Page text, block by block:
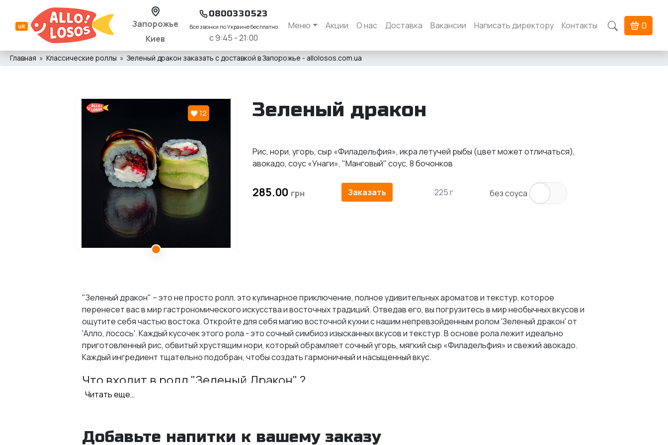
uk
Запорожье
Киев
0800330523
Все звонки по Украине бесплатно
с 9:45 - 21:00
Меню Акции О нас Доставка Вакансии Написать директору Контакты 0
Главная Классические роллы Зеленый дракон заказать с доставкой в Запорожье - allolosos.com.ua
12 Зеленый дракон
Рис, нори, угорь, сыр «Филадельфия», икра летучей рыбы (цвет может отличаться),
авокадо, соус «Унаги», "Манговый" соус, 8 бочонков
285.00 Заказать 225 г без соуса
"Зеленый дракон" – это не просто ролл, это кулинарное приключение, полное удивительных ароматов и текстур, которое
перенесет вас в мир гастрономического искусства и восточных традиций. Отведав его, вы погрузитесь в мир необычных вкусов и
ощутите себя частью востока. Откройте для себя магию восточной кухни с нашим непревзойденным ролом 'Зеленый дракон' от
'Алло, лосось'. Каждый кусочек этого рола - это сочный симбиоз изысканных вкусов и текстур. В основе рола лежит идеально
приготовленный рис, обвитый хрустящим нори, который обрамляет сочный угорь, мягкий сыр «Филадельфия» и свежий авокадо.
Каждый ингредиент тщательно подобран, чтобы создать гармоничный и насыщенный вкус.
Что входит в ролл "Зеленый Дракон" ?
идеальной текстурой. Они придают каждому кусочку уникальный морской аромат.
Читать еще…
Добавьте напитки к вашему заказу